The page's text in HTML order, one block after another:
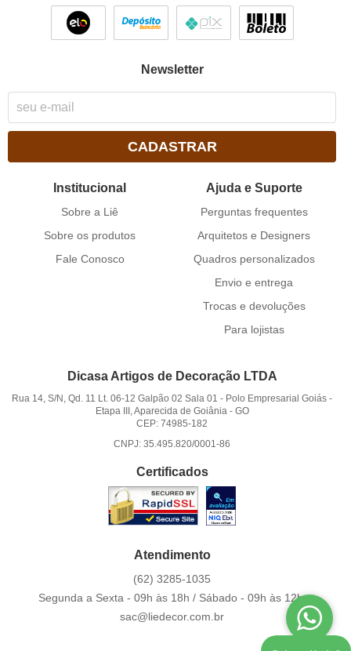
Newsletter
CADASTRAR
Institucional
Sobre a Liê
Sobre os produtos
Fale Conosco
Ajuda e Suporte
Perguntas frequentes
Arquitetos e Designers
Quadros personalizados
Envio e entrega
Trocas e devoluções
Para lojistas
Dicasa Artigos de Decoração LTDA
Rua 14, S/N, Qd. 11 Lt. 06-12 Galpão 02 Sala 01 - Polo Empresarial Goiás -
Etapa III, Aparecida de Goiânia- GO
CEP: 74985-182
CNPJ: 35.495.820/0001-86
Certificados
Atendimento
(62) 3285-1035
Segunda a Sexta - 09h às 18h / Sábado - 09h às 12h.
sac@liedecor.com.br